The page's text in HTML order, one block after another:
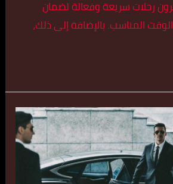
رحلات سريعة وفعالة لضمان
المناسب. بالإضافة إلى ذلك،